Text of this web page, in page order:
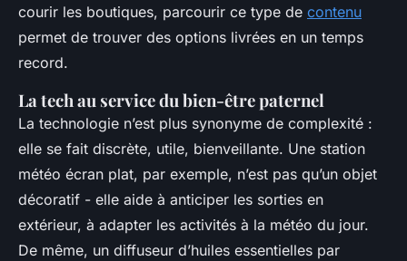
courir les boutiques, parcourir ce type de contenu
permet de trouver des options livrées en un temps
record.
La tech au service du bien-être paternel
La technologie n’est plus synonyme de complexité :
elle se fait discrète, utile, bienveillante. Une station
météo écran plat, par exemple, n’est pas qu’un objet
décoratif - elle aide à anticiper les sorties en
extérieur, à adapter les activités à la météo du jour.
De même, un diffuseur d’huiles essentielles par